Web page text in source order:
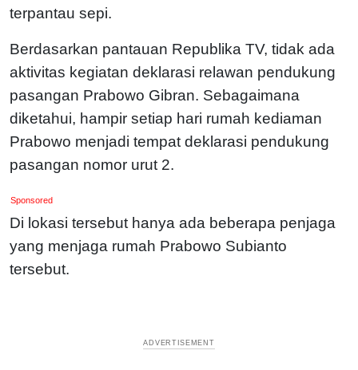
terpantau sepi.
Berdasarkan pantauan Republika TV, tidak ada
aktivitas kegiatan deklarasi relawan pendukung
pasangan Prabowo Gibran. Sebagaimana
diketahui, hampir setiap hari rumah kediaman
Prabowo menjadi tempat deklarasi pendukung
pasangan nomor urut 2.
Sponsored
Di lokasi tersebut hanya ada beberapa penjaga
yang menjaga rumah Prabowo Subianto
tersebut.